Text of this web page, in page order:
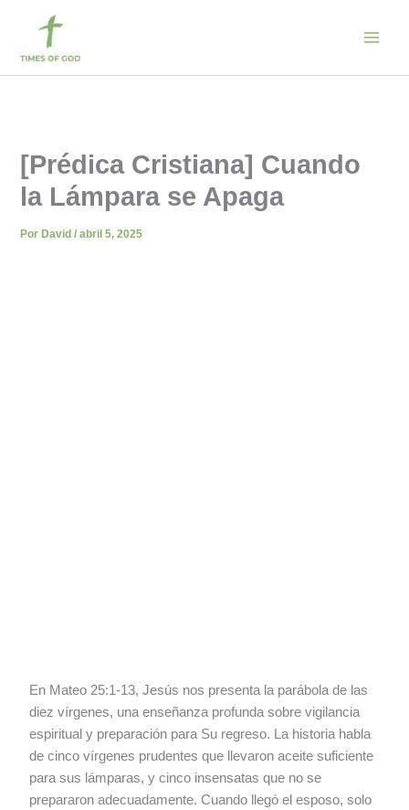
contenido
[Prédica Cristiana] Cuando
la Lámpara se Apaga
Por David/abril 5, 2025
En Mateo 25:1-13, Jesús nos presenta la parábola de las
diez vírgenes, una enseñanza profunda sobre vigilancia
espiritual y preparación para Su regreso. La historia habla
de cinco vírgenes prudentes que llevaron aceite suficiente
para sus lámparas, y cinco insensatas que no se
prepararon adecuadamente. Cuando llegó el esposo, solo